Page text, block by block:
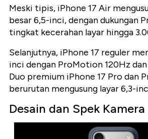
Meski tipis, iPhone 17 Air
besar 6,5-inci, dengan dukungan
tingkat kecerahan layar hingga
Selanjutnya, iPhone 17 reguler
inci dengan ProMotion 120Hz
Duo premium iPhone 17 Pro dan
berurutan mengusung layar 6,3-
Desain dan Spek Kamera